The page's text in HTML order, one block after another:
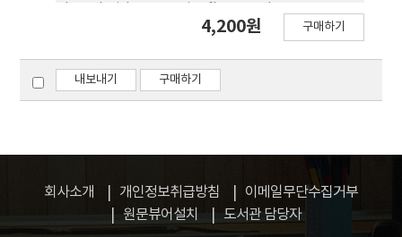
sensory characteristics. Doughs were
flour and 10, 20, and 30% of sweet potato
starch(SPS). Standard methods were used
as follows : 1. The water absorption,
developing time and stability measured by
farinograph tended to decrease as SPS
contents increased. 2. As the contents of SPS
4,200원 구매하기
내보내기 구매하기
회사소개 개인정보취급방침
이메일무단수집거부
원문뷰어설치
도서관 담당자